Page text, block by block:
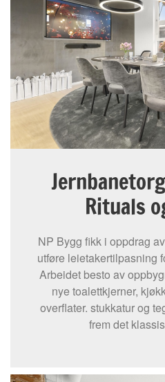
Rituals
NP Bygg fikk i oppdrag
utføre leietakertilpasning
Arbeidet besto av
nye toalettkjerner,
overflater. stukkatur og
frem det